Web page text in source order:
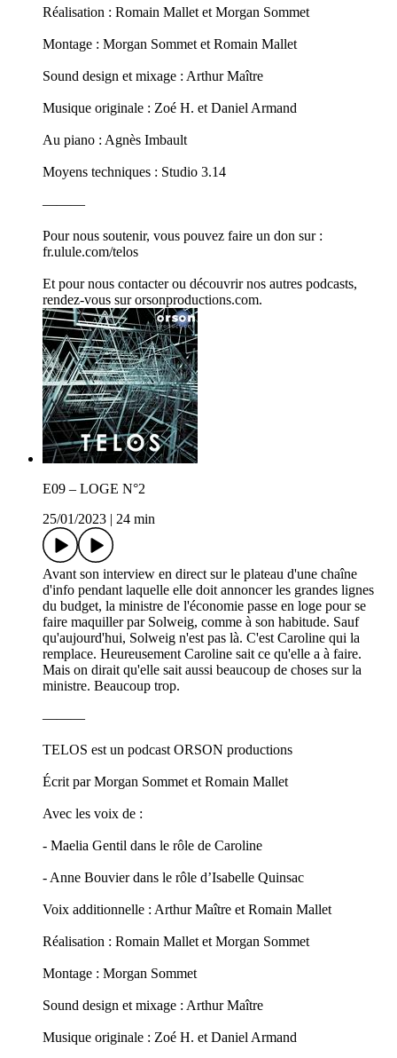
Réalisation : Romain Mallet et Morgan Sommet
Montage : Morgan Sommet et Romain Mallet
Sound design et mixage : Arthur Maître
Musique originale : Zoé H. et Daniel Armand
Au piano : Agnès Imbault
Moyens techniques : Studio 3.14
———
Pour nous soutenir, vous pouvez faire un don sur :
fr.ulule.com/telos
Et pour nous contacter ou découvrir nos autres podcasts,
rendez-vous sur orsonproductions.com.
E09 – LOGE N°2
25/01/2023
24 min
Avant son interview en direct sur le plateau d'une chaîne
d'info pendant laquelle elle doit annoncer les grandes lignes
du budget, la ministre de l'économie passe en loge pour se
faire maquiller par Solweig, comme à son habitude. Sauf
qu'aujourd'hui, Solweig n'est pas là. C'est Caroline qui la
remplace. Heureusement Caroline sait ce qu'elle a à faire.
Mais on dirait qu'elle sait aussi beaucoup de choses sur la
ministre. Beaucoup trop.
———
TELOS est un podcast ORSON productions
Écrit par Morgan Sommet et Romain Mallet
Avec les voix de :
- Maelia Gentil dans le rôle de Caroline
- Anne Bouvier dans le rôle d’Isabelle Quinsac
Voix additionnelle : Arthur Maître et Romain Mallet
Réalisation : Romain Mallet et Morgan Sommet
Montage : Morgan Sommet
Sound design et mixage : Arthur Maître
Musique originale : Zoé H. et Daniel Armand